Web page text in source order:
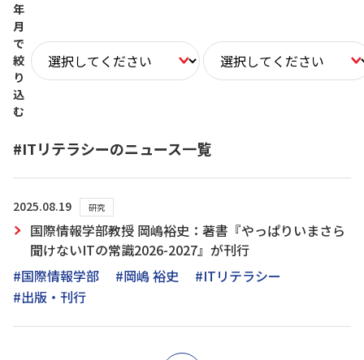
年
月
で
絞
り
込
む
#ITリテラシーのニュース一覧
2025.08.19 研究
国際情報学部教授 岡嶋裕史：著書『やっぱりいまさら
聞けないITの常識2026-2027』が刊行
#国際情報学部
#岡嶋 裕史
#ITリテラシー
#出版・刊行